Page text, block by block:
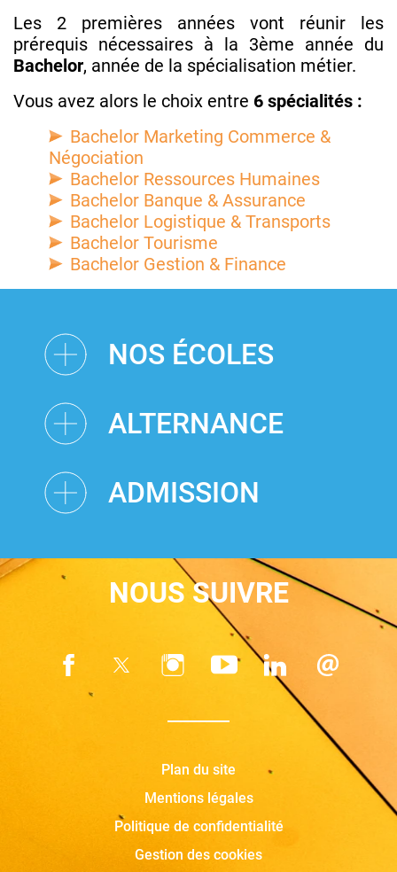
Les 2 premières années vont réunir les
prérequis nécessaires à la 3ème année du
Bachelor, année de la spécialisation métier.
Vous avez alors le choix entre 6 spécialités :
Bachelor Marketing Commerce &
Négociation
Bachelor Ressources Humaines
Bachelor Banque & Assurance
Bachelor Logistique & Transports
Bachelor Tourisme
Bachelor Gestion & Finance
NOS ÉCOLES
ALTERNANCE
ADMISSION
NOUS SUIVRE
Plan du site
Mentions légales
Politique de confidentialité
Gestion des cookies